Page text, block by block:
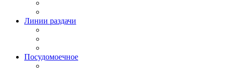
Линии раздачи
Посудомоечное